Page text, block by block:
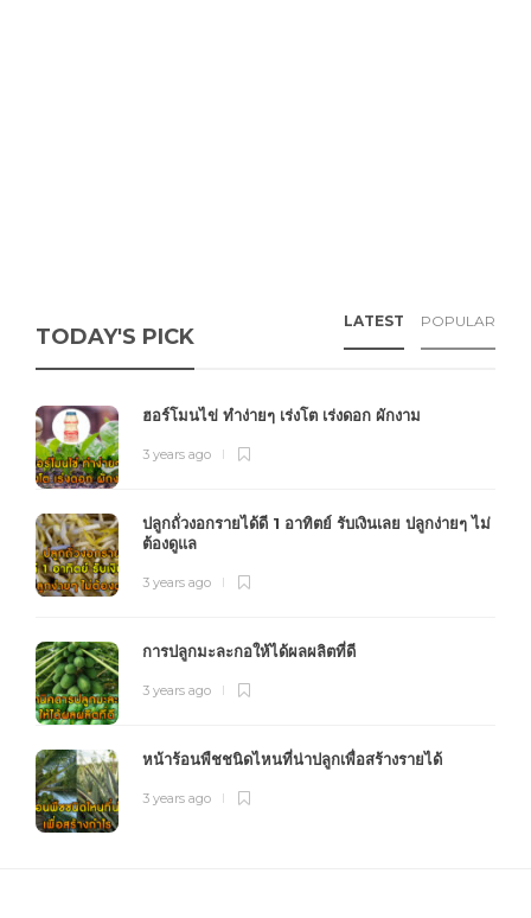
TODAY'S PICK
LATEST POPULAR
ฮอร์โมนไข่ ทำง่ายๆ เร่งโต เร่งดอก ผักงาม
3 years ago
ปลูกถั่วงอกรายได้ดี 1 อาทิตย์ รับเงินเลย ปลูกง่ายๆ ไม่
ต้องดูแล
3 years ago
การปลูกมะละกอให้ได้ผลผลิตที่ดี
3 years ago
หน้าร้อนพืชชนิดไหนที่น่าปลูกเพื่อสร้างรายได้
3 years ago